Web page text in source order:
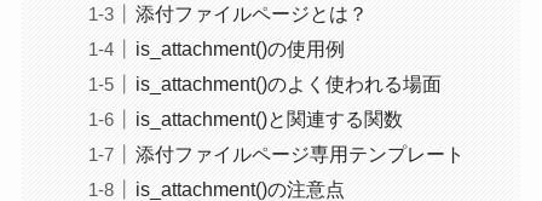
添付ファイルページとは？
is_attachment()の使用例
is_attachment()のよく使われる場面
is_attachment()と関連する関数
添付ファイルページ専用テンプレート
is_attachment()の注意点